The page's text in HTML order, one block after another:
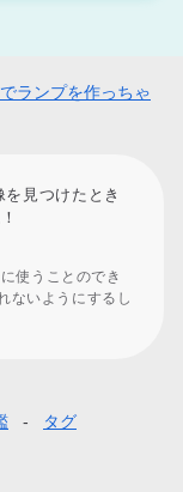
ランプを作っちゃ
見つけたとき
使うことのでき
ないようにするし
タグ